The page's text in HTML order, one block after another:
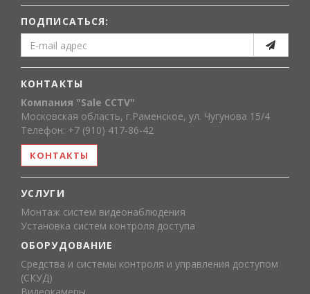
ПОДПИСАТЬСЯ:
КОНТАКТЫ
Компания "Sale CCTV"
Московская область, г.Раменское, ул. Чугунова 15/4
Телефон: +7 (910) 417-86-42
КОНТАКТЫ
УСЛУГИ
Монтаж систем видеонаблюдения
Установка систем контроля доступа
ОБОРУДОВАНИЕ
Средства и системы контроля и управления доступом
(СКУД)